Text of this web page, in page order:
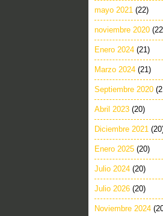
mayo 2021 (22)
noviembre 2020
Enero 2024 (21)
Marzo 2024 (21)
Septiembre 2020
Abril 2023 (20)
Diciembre 2021
Enero 2025 (20)
Julio 2024 (20)
Julio 2026 (20)
Noviembre 2024